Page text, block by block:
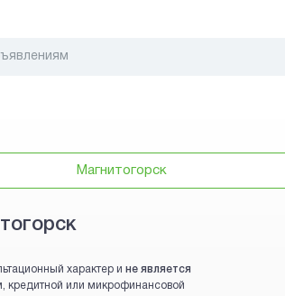
Магнитогорск
характер и не является
кредитной или микрофинансовой